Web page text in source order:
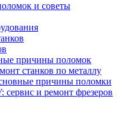
и советы
причины поломок
станков по металлу
причины поломки
и ремонт фрезеров